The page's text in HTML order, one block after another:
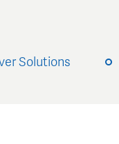
Solutions